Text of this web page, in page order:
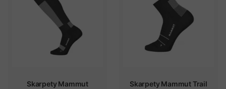
Skarpety Mammut
Skarpety Mammut Trail